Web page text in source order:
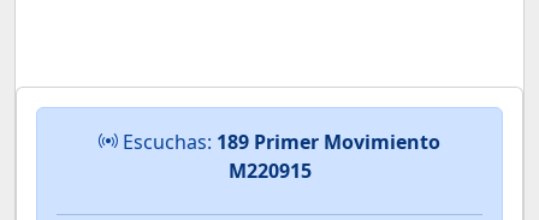
Escuchas: 189 Primer Movimiento
M220915